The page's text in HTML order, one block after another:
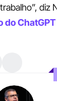
diz
do